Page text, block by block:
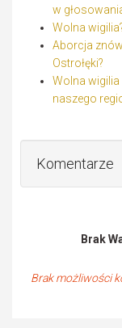
w
Wolna
Aborcja
Ostrołęki?
Wolna wigilia
naszego
Komentarze
Brak
Brak możliwości